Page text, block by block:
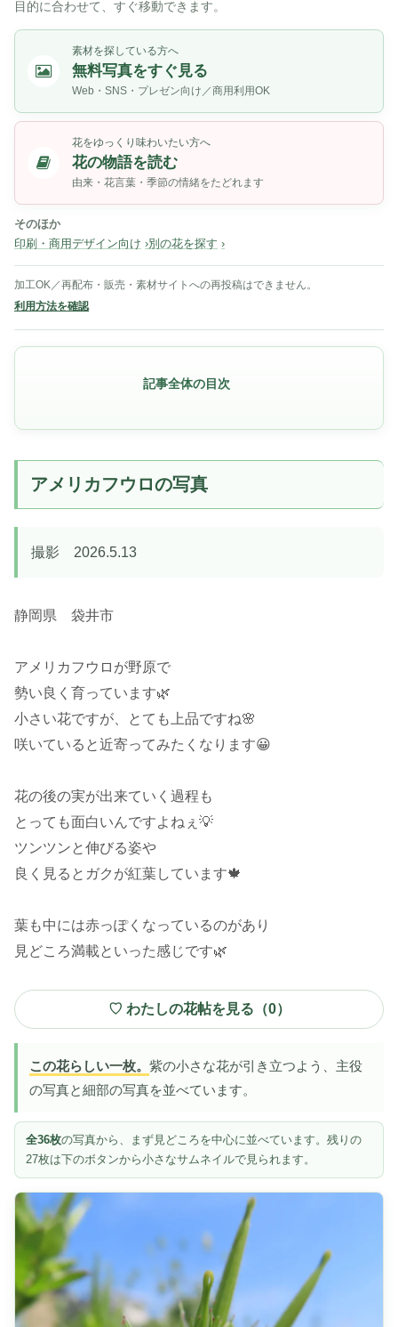
目的に合わせて、すぐ移動できます。
素材を探している方へ
無料写真をすぐ見る
Web・SNS・プレゼン向け／商用利用OK
花をゆっくり味わいたい方へ
花の物語を読む
由来・花言葉・季節の情緒をたどれます
そのほか
印刷・商用デザイン向け
別の花を探す
加工OK／再配布・販売・素材サイトへの再投稿はできません。
利用方法を確認
記事全体の目次
アメリカフウロの写真
撮影 2026.5.13
静岡県 袋井市
アメリカフウロが野原で
勢い良く育っています🌿
小さい花ですが、とても上品ですね🌸
咲いていると近寄ってみたくなります😀
花の後の実が出来ていく過程も
とっても面白いんですよねぇ💡
ツンツンと伸びる姿や
良く見るとガクが紅葉しています🍁
葉も中には赤っぽくなっているのがあり
見どころ満載といった感じです🌿
♡ わたしの花帖を見る（0）
この花らしい一枚。 紫の小さな花が引き立つよう、主役
の写真と細部の写真を並べています。
全36枚の写真から、まず見どころを中心に並べています。残りの
27枚は下のボタンから小さなサムネイルで見られます。